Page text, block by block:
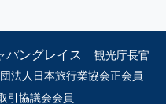
パングレイス 観光庁長官
法人日本旅行業協会正会員
引協議会会員